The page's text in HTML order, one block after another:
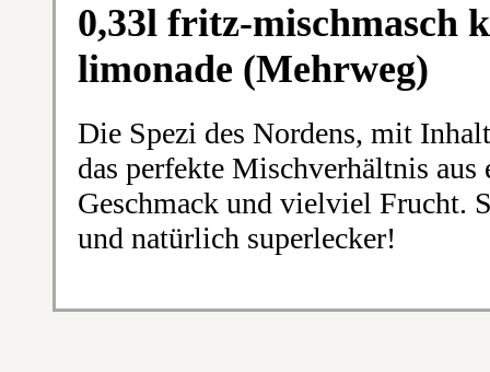
0,33l fritz-mischmasch
limonade (Mehrweg)
Die Spezi des Nordens, mit
das perfekte Mischverhältnis
Geschmack und vielviel Frucht.
und natürlich superlecker!